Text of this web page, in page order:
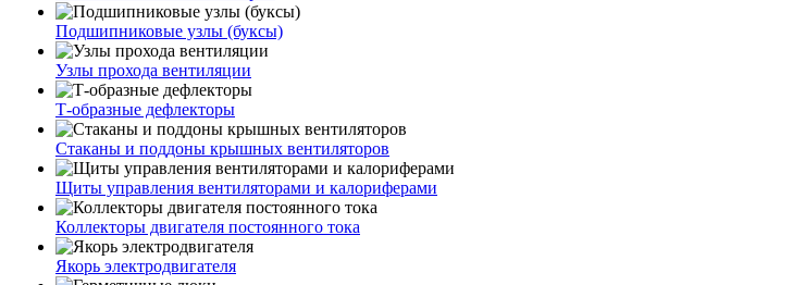
Подшипниковые узлы (буксы)
Узлы прохода вентиляции
Т-образные дефлекторы
Стаканы и поддоны крышных вентиляторов
Щиты управления вентиляторами и калориферами
Коллекторы двигателя постоянного тока
Якорь электродвигателя